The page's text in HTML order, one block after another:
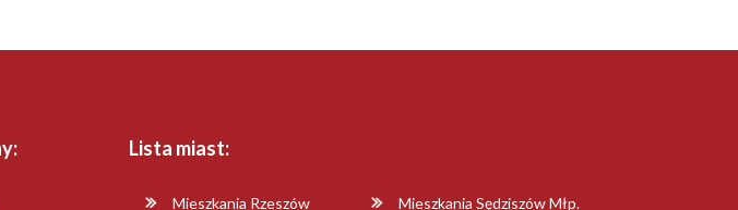
Lista miast:
Mieszkania Rzeszów
Mieszkania Sędziszów Młp.